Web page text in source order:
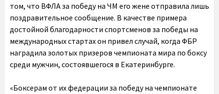
том, что ВФЛА за победу на ЧМ его жене отправила лишь
поздравительное сообщение. В качестве примера
достойной благодарности спортсменов за победы на
международных стартах он привел случай, когда ФБР
наградила золотых призеров чемпионата мира по боксу
среди мужчин, состоявшегося в Екатеринбурге.
«Боксерам от их федерации за победу на чемпионате